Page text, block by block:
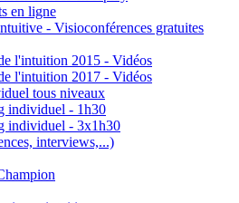
en ligne
- Visioconférences gratuites
l'intuition 2015 - Vidéos
l'intuition 2017 - Vidéos
tous niveaux
individuel - 1h30
individuel - 3x1h30
interviews,...)